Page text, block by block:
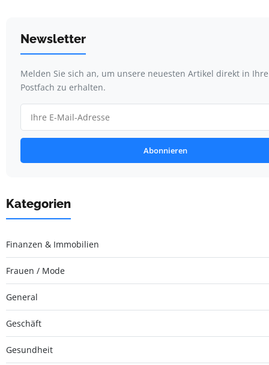
Newsletter
Melden Sie sich an, um unsere neuesten Artikel direkt in
Postfach zu erhalten.
Abonnieren
Kategorien
Finanzen & Immobilien
Frauen / Mode
General
Geschäft
Gesundheit